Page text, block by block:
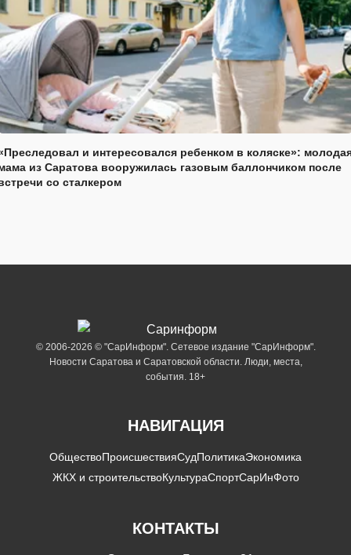
и интересовался ребенком в коляске»:
из Саратова вооружилась газовым баллончиком после
со сталкером
© 2006-2026 © "СарИнформ". Сетевое издание "СарИнформ".
Новости Саратова и Саратовской области. Люди, места,
события. 18+
НАВИГАЦИЯ
ОбществоПроисшествияСудПолитикаЭкономика
ЖКХ и строительствоКультураСпортСарИнФото
КОНТАКТЫ